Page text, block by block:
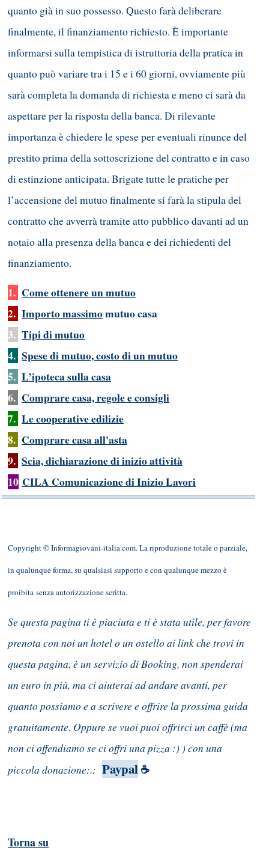
quanto già in suo possesso. Questo farà deliberare
finalmente, il finanziamento richiesto. È importante
informarsi sulla tempistica di istruttoria della pratica in
quanto può variare tra i 15 e i 60 giorni, ovviamente più
sarà completa la domanda di richiesta e meno ci sarà da
aspettare per la risposta della banca. Di rilevante
importanza è chiedere le spese per eventuali rinunce del
prestito prima della sottoscrizione del contratto e in caso
di estinzione anticipata. Brigate tutte le pratiche per
l’accensione del mutuo finalmente si farà la stipula del
contratto che avverrà tramite atto pubblico davanti ad un
notaio alla presenza della banca e dei richiedenti del
finanziamento.
1. Come ottenere un mutuo
2. Importo massimomutuo casa
3. Tipi di mutuo
4. Spese di mutuo, costo di un mutuo
5. L’ipoteca sulla casa
6. Comprare casa, regole e consigli
7. Le cooperative edilizie
8. Comprare casa all'asta
9. Scia, dichiarazione di inizio attività
10 CILA Comunicazione di Inizio Lavori
Copyright © Informagiovani-italia.com. La riproduzione totale o parziale,
in qualunque forma, su qualsiasi supporto e con qualunque mezzo è
proibita senza autorizzazione scritta.
Se questa pagina ti è piaciuta e ti è stata utile, per favore
prenota con noi un hotel o un ostello ai link che trovi in
questa pagina, è un servizio di Booking, non spenderai
un euro in più, ma ci aiuterai ad andare avanti, per
quanto possiamo e a scrivere e offrire la prossima guida
gratuitamente. Oppure se vuoi puoi offrirci un caffè (ma
non ci offendiamo se ci offri una pizza :) ) con una
piccola donazione:.: Paypal ☕
Torna su